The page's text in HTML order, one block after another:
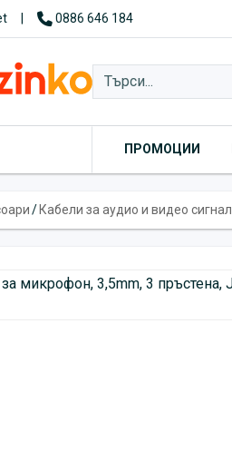
0886 646 184
ПРОМОЦИИ
/ Кабели за аудио и видео сигнал